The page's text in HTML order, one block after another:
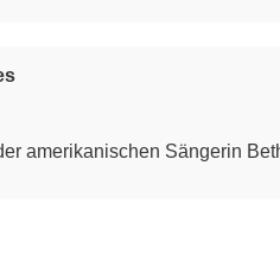
amerikanischen Sängerin